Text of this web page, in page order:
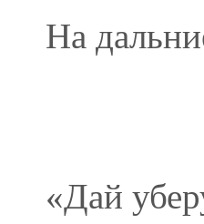
На
«Дай